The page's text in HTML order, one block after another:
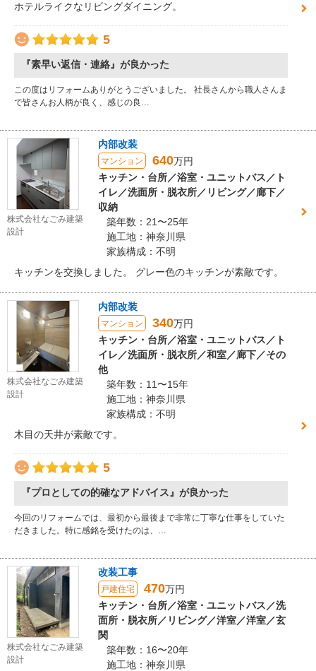
ホテルライクなリビングダイニング。
5
『素早い返信・連絡』が良かった
この度はリフォームありがとうございました。 社長さんから職人さんま
で皆さんお人柄が良く、感じの良…
株式会社なごみ建築
設計
内部改装
マンション 640万円
キッチン・台所／浴室・ユニットバス／ト
イレ／洗面所・脱衣所／リビング／廊下／
収納
築年数：21〜25年
施工地：神奈川県
家族構成：不明
キッチンを交換しました。 グレー色のキッチンが素敵です。
株式会社なごみ建築
設計
内部改装
マンション 340万円
キッチン・台所／浴室・ユニットバス／ト
イレ／洗面所・脱衣所／和室／廊下／その
他
築年数：11〜15年
施工地：神奈川県
家族構成：不明
木目の天井が素敵です。
5
『プロとしての的確なアドバイス』が良かった
今回のリフォームでは、最初から最後まで非常に丁寧な仕事をしていた
だきました。特に感銘を受けたのは、…
株式会社なごみ建築
設計
改装工事
戸建住宅 470万円
キッチン・台所／浴室・ユニットバス／洗
面所・脱衣所／リビング／洋室／洋室／玄
関
築年数：16〜20年
施工地：神奈川県